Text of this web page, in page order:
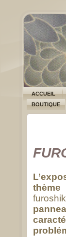
ACCUEIL
BOUTIQUE
thème